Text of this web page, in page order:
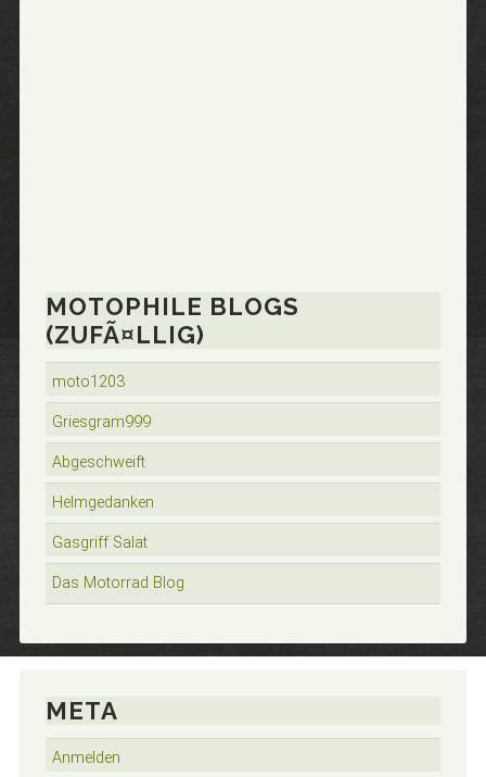
MOTOPHILE BLOGS
(ZUFÃ¤LLIG)
moto1203
Griesgram999
Abgeschweift
Helmgedanken
Gasgriff Salat
Das Motorrad Blog
META
Anmelden